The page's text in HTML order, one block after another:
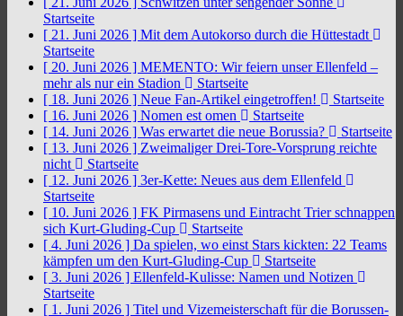
Startseite
[ 21. Juni 2026 ] Mit dem Autokorso durch die Hüttestadt
Startseite
[ 20. Juni 2026 ] MEMENTO: Wir feiern unser Ellenfeld –
mehr als nur ein Stadion
Startseite
[ 18. Juni 2026 ] Neue Fan-Artikel eingetroffen!
Startseite
[ 16. Juni 2026 ] Nomen est omen
Startseite
[ 14. Juni 2026 ] Was erwartet die neue Borussia?
Startseite
[ 13. Juni 2026 ] Zweimaliger Drei-Tore-Vorsprung reichte
nicht
Startseite
[ 12. Juni 2026 ] 3er-Kette: Neues aus dem Ellenfeld
Startseite
[ 10. Juni 2026 ] FK Pirmasens und Eintracht Trier schnappen
sich Kurt-Gluding-Cup
Startseite
[ 4. Juni 2026 ] Da spielen, wo einst Stars kickten: 22 Teams
kämpfen um den Kurt-Gluding-Cup
Startseite
[ 3. Juni 2026 ] Ellenfeld-Kulisse: Namen und Notizen
Startseite
[ 1. Juni 2026 ] Titel und Vizemeisterschaft für die Borussen-